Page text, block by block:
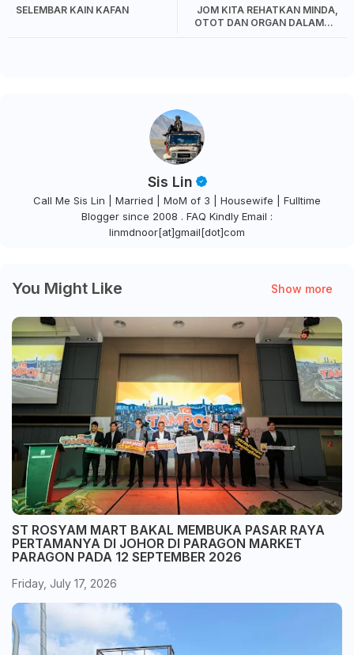
JOM KITA REHATKAN MINDA,
OTOT DAN ORGAN DALAMAN
SELEMBAR KAIN KAFAN
Sis Lin
Call Me Sis Lin | Married | MoM of 3 | Housewife | Fulltime
Blogger since 2008 . FAQ Kindly Email :
linmdnoor[at]gmail[dot]com
You Might Like Show more
ST ROSYAM MART BAKAL MEMBUKA PASAR RAYA
PERTAMANYA DI JOHOR DI PARAGON MARKET
PARAGON PADA 12 SEPTEMBER 2026
Friday, July 17, 2026